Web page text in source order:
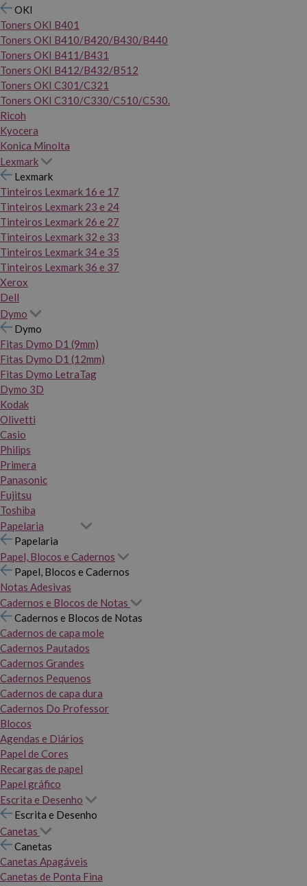
OKI
Toners OKI B401
Toners OKI B410/B420/B430/B440
Toners OKI B411/B431
Toners OKI B412/B432/B512
Toners OKI C301/C321
Toners OKI C310/C330/C510/C530.
Ricoh
Kyocera
Konica Minolta
Lexmark
Lexmark
Tinteiros Lexmark 16 e 17
Tinteiros Lexmark 23 e 24
Tinteiros Lexmark 26 e 27
Tinteiros Lexmark 32 e 33
Tinteiros Lexmark 34 e 35
Tinteiros Lexmark 36 e 37
Xerox
Dell
Dymo
Dymo
Fitas Dymo D1 (9mm)
Fitas Dymo D1 (12mm)
Fitas Dymo LetraTag
Dymo 3D
Kodak
Olivetti
Casio
Philips
Primera
Panasonic
Fujitsu
Toshiba
Papelaria
Papelaria
Papel, Blocos e Cadernos
Papel, Blocos e Cadernos
Notas Adesivas
Cadernos e Blocos de Notas
Cadernos e Blocos de Notas
Cadernos de capa mole
Cadernos Pautados
Cadernos Grandes
Cadernos Pequenos
Cadernos de capa dura
Cadernos Do Professor
Blocos
Agendas e Diários
Papel de Cores
Recargas de papel
Papel gráfico
Escrita e Desenho
Escrita e Desenho
Canetas
Canetas
Canetas Apagáveis
Canetas de Ponta Fina